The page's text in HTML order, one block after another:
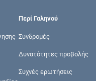
Περί Γαληνού
Συνδρομές
Δυνατότητες προβολής
Συχνές ερωτήσεις